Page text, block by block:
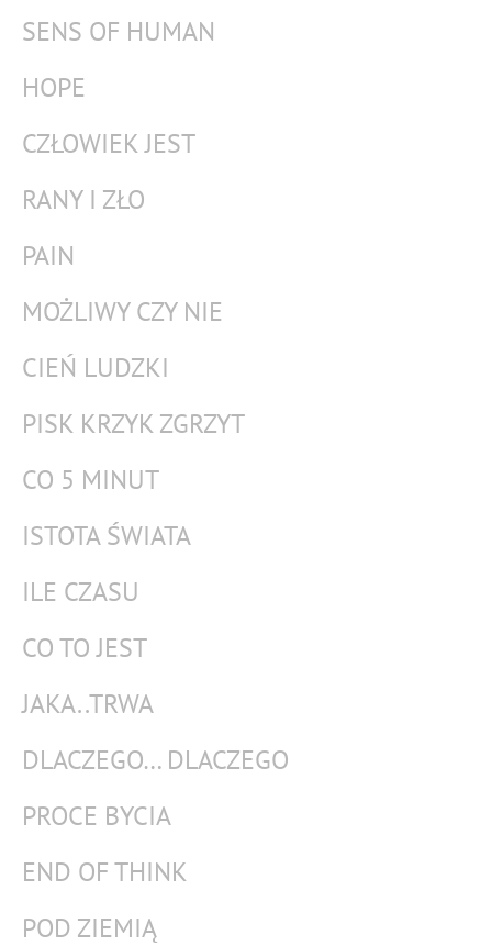
SENS OF HUMAN
HOPE
CZŁOWIEK JEST
RANY I ZŁO
PAIN
MOŻLIWY CZY NIE
CIEŃ LUDZKI
PISK KRZYK ZGRZYT
CO 5 MINUT
ISTOTA ŚWIATA
ILE CZASU
CO TO JEST
JAKA..TRWA
DLACZEGO… DLACZEGO
PROCE BYCIA
END OF THINK
POD ZIEMIĄ